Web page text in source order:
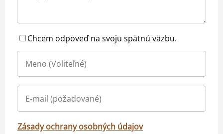
Chcem odpoveď na svoju spätnú väzbu.
Zásady ochrany osobných údajov